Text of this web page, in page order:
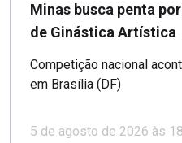
Minas busca penta
de Ginástica Artística
Competição nacional
em Brasília (DF)
5 de agosto de 2026 às